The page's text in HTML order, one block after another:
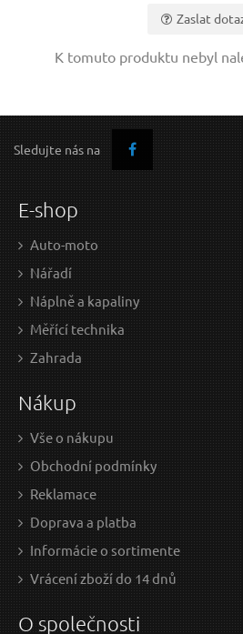
Zaslat
Odeslat dotaz
K tomuto produktu nebyl
Sledujte nás na
E-shop
Auto-moto
Nářadí
Náplně a kapaliny
Měřící technika
Zahrada
Nákup
Vše o nákupu
Obchodní podmínky
Reklamace
Doprava a platba
Informácie o sortimente
Vrácení zboží do 14 dnů
O společnosti